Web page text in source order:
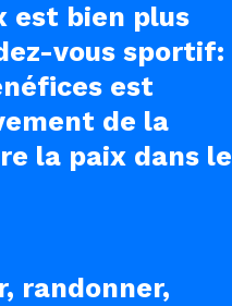
est bien plus
vous sportif:
est
de la
la paix dans le
randonner,